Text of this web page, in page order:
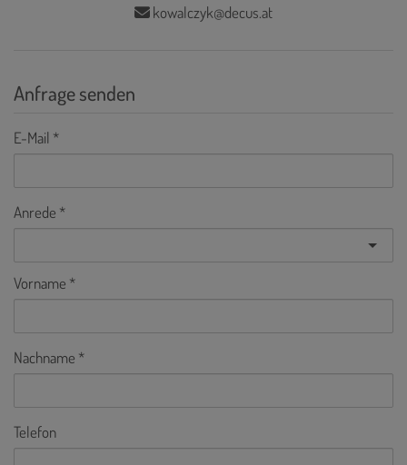
kowalczyk@decus.at
Anfrage senden
E-Mail
Anrede
Vorname
Nachname
Telefon